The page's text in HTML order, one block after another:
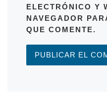
ELECTRÓNICO Y
NAVEGADOR
QUE COMENTE.